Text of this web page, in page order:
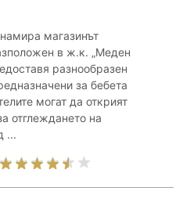
магазинът
в ж.к. „Меден
разнообразен
за бебета
могат да открият
отглеждането на
...